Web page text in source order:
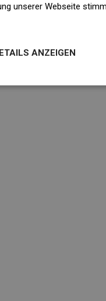
unserer Webseite
ANZEIGEN